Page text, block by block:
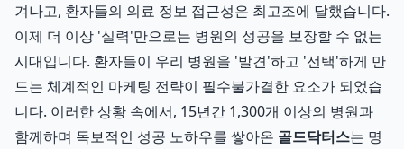
겨나고, 환자들의 의료 정보 접근성은 최고조에 달했습니다.
이제 더 이상 '실력'만으로는 병원의 성공을 보장할 수 없는
시대입니다. 환자들이 우리 병원을 '발견'하고 '선택'하게 만
드는 체계적인 마케팅 전략이 필수불가결한 요소가 되었습
니다. 이러한 상황 속에서, 15년간 1,300개 이상의 병원과
함께하며 독보적인 성공 노하우를 쌓아온 골드닥터스는 명